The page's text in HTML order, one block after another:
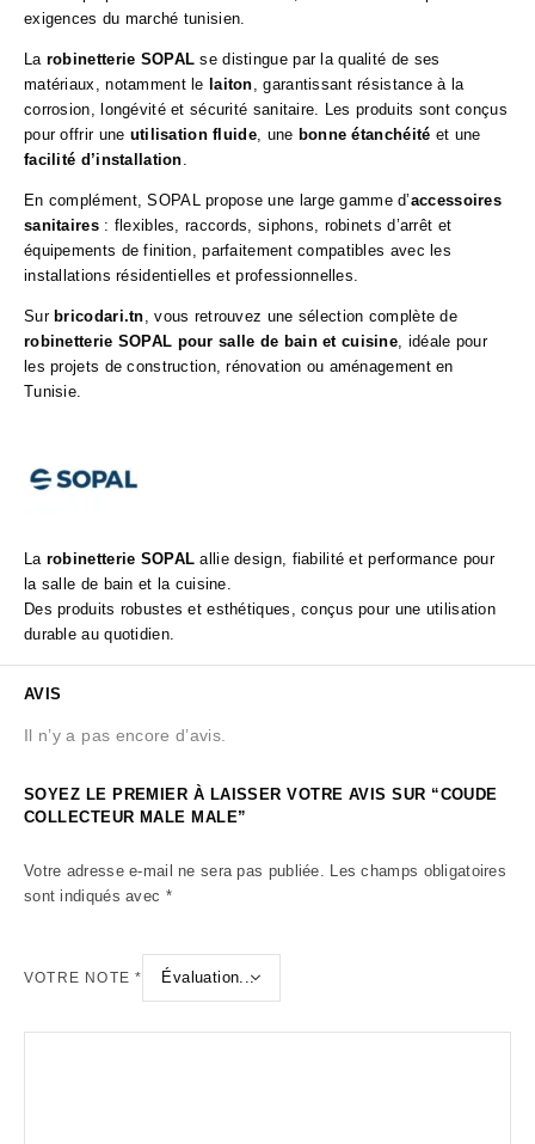
exigences du marché tunisien.
La robinetterie SOPAL se distingue par la qualité de ses
matériaux, notamment le laiton, garantissant résistance à la
corrosion, longévité et sécurité sanitaire. Les produits sont conçus
pour offrir une utilisation fluide, une bonne étanchéité et une
facilité d’installation.
En complément, SOPAL propose une large gamme d’accessoires
sanitaires: flexibles, raccords, siphons, robinets d’arrêt et
équipements de finition, parfaitement compatibles avec les
installations résidentielles et professionnelles.
Sur bricodari.tn, vous retrouvez une sélection complète de
robinetterie SOPAL pour salle de bain et cuisine, idéale pour
les projets de construction, rénovation ou aménagement en
Tunisie.
La robinetterie SOPAL allie design, fiabilité et performance pour
la salle de bain et la cuisine.
Des produits robustes et esthétiques, conçus pour une utilisation
durable au quotidien.
AVIS
Il n’y a pas encore d’avis.
SOYEZ LE PREMIER À LAISSER VOTRE AVIS SUR “COUDE
COLLECTEUR MALE MALE”
Votre adresse e-mail ne sera pas publiée. Les champs obligatoires
sont indiqués avec *
VOTRE NOTE*